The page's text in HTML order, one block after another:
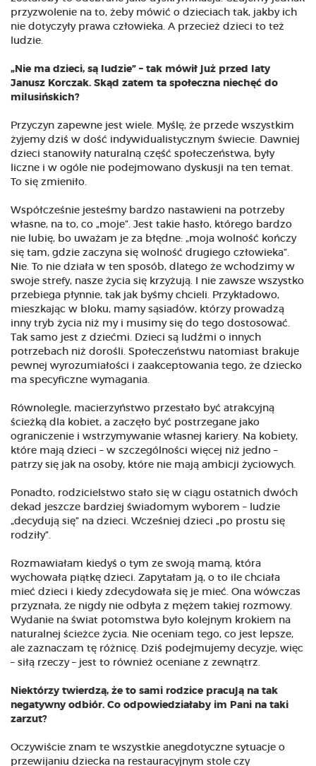
przyzwolenie na to, żeby mówić o dzieciach tak, jakby ich
nie dotyczyły prawa człowieka. A przecież dzieci to też
ludzie.
„Nie ma dzieci, są ludzie” – tak mówił już przed laty
Janusz Korczak. Skąd zatem ta społeczna niechęć do
milusińskich?
Przyczyn zapewne jest wiele. Myślę, że przede wszystkim
żyjemy dziś w dość indywidualistycznym świecie. Dawniej
dzieci stanowiły naturalną część społeczeństwa, były
liczne i w ogóle nie podejmowano dyskusji na ten temat.
To się zmieniło.
Współcześnie jesteśmy bardzo nastawieni na potrzeby
własne, na to, co „moje”. Jest takie hasło, którego bardzo
nie lubię, bo uważam je za błędne: „moja wolność kończy
się tam, gdzie zaczyna się wolność drugiego człowieka”.
Nie. To nie działa w ten sposób, dlatego że wchodzimy w
swoje strefy, nasze życia się krzyżują. I nie zawsze wszystko
przebiega płynnie, tak jak byśmy chcieli. Przykładowo,
mieszkając w bloku, mamy sąsiadów, którzy prowadzą
inny tryb życia niż my i musimy się do tego dostosować.
Tak samo jest z dziećmi. Dzieci są ludźmi o innych
potrzebach niż dorośli. Społeczeństwu natomiast brakuje
pewnej wyrozumiałości i zaakceptowania tego, że dziecko
ma specyficzne wymagania.
Równolegle, macierzyństwo przestało być atrakcyjną
ścieżką dla kobiet, a zaczęło być postrzegane jako
ograniczenie i wstrzymywanie własnej kariery. Na kobiety,
które mają dzieci – w szczególności więcej niż jedno –
patrzy się jak na osoby, które nie mają ambicji życiowych.
Ponadto, rodzicielstwo stało się w ciągu ostatnich dwóch
dekad jeszcze bardziej świadomym wyborem – ludzie
„decydują się” na dzieci. Wcześniej dzieci „po prostu się
rodziły”.
Rozmawiałam kiedyś o tym ze swoją mamą, która
wychowała piątkę dzieci. Zapytałam ją, o to ile chciała
mieć dzieci i kiedy zdecydowała się je mieć. Ona wówczas
przyznała, że nigdy nie odbyła z mężem takiej rozmowy.
Wydanie na świat potomstwa było kolejnym krokiem na
naturalnej ścieżce życia. Nie oceniam tego, co jest lepsze,
ale zaznaczam tę różnicę. Dziś podejmujemy decyzje, więc
– siłą rzeczy – jest to również oceniane z zewnątrz.
Niektórzy twierdzą, że to sami rodzice pracują na tak
negatywny odbiór. Co odpowiedziałaby im Pani na taki
zarzut?
Oczywiście znam te wszystkie anegdotyczne sytuacje o
przewijaniu dziecka na restauracyjnym stole czy